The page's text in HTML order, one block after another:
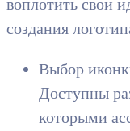
воплотить свои
создания
Выбор
Доступны
которыми